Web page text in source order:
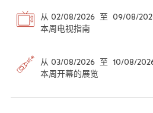
从 02/08/2026 至 09/08/
本周电视指南
从 03/08/2026 至 10/08/
本周开幕的展览